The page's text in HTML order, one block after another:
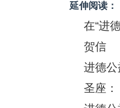
延伸阅读：
在“进
贺信
进德
圣座